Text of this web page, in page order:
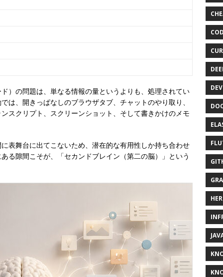
）の問題は、単なる情報の量というよりも、処理されてい
は、開きっぱなしのブラウザタブ、チャットのやり取り、
スクリプト、スクリーンショット、そして書きかけのメモ
表舞台に出てこないため、潜在的な有用性しか持ち合わせ
る隙間こそが、「セカンドブレイン（第二の脳）」という